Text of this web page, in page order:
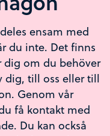
ensam med
du inte. Det finns
dig om du behöver
dig, till oss eller till
Genom vår
få kontakt med
Du kan också